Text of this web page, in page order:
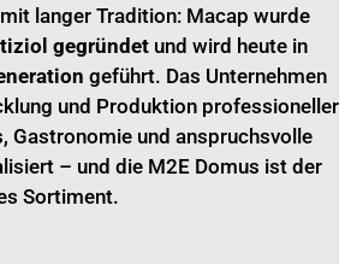
langer Tradition: Macap wurde
gegründet und wird heute in
geführt. Das Unternehmen
und Produktion professioneller
Gastronomie und anspruchsvolle
– und die M2E Domus ist der
Sortiment.